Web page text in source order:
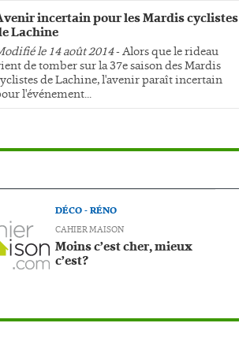
incertain pour les Mardis cyclistes
Lachine
le 14 août 2014- Alors que le rideau
de tomber sur la 37e saison des Mardis
de Lachine, l'avenir paraît incertain
l'événement...
DÉCO - RÉNO
CAHIER MAISON
Moins c’est cher, mieux
c’est?